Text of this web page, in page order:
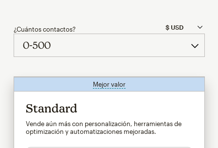
¿Cuántos contactos?
Mejor valorinfo
Standard
Vende aún más con personalización, herramientas de
optimización y automatizaciones mejoradas.